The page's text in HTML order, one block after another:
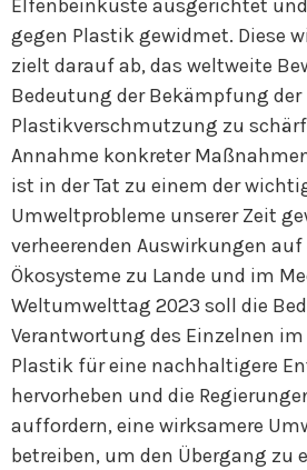
Elfenbeinküste ausgerichtet
gegen Plastik gewidmet. Diese
zielt darauf ab, das weltweite
Bedeutung der Bekämpfung der
Plastikverschmutzung zu
Annahme konkreter
ist in der Tat zu einem der
Umweltprobleme unserer Zeit
verheerenden Auswirkungen
Ökosysteme zu Lande und im
Weltumwelttag 2023 soll die
Verantwortung des Einzelnen
Plastik für eine nachhaltigere
hervorheben und die
auffordern, eine wirksamere
betreiben, um den Übergang zu